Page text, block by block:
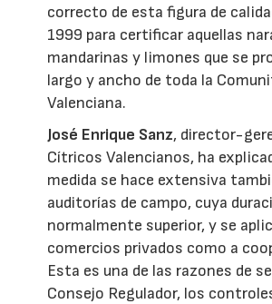
correcto de esta figura de
1999 para certificar aquellas
mandarinas y limones que se
largo y ancho de toda la
Valenciana.
José Enrique Sanz, director-
Cítricos Valencianos, ha
medida se hace extensiva
auditorías de campo, cuya
normalmente superior, y se
comercios privados como a
Esta es una de las razones de
Consejo Regulador, los